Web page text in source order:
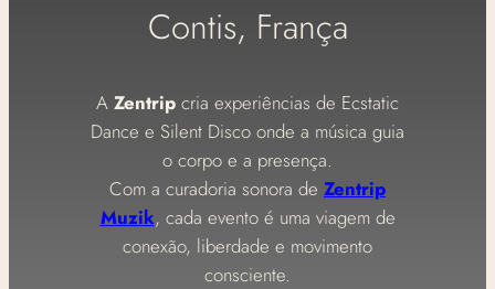
Contis, França
A Zentrip cria experiências de Ecstatic
Dance e Silent Disco onde a música guia
o corpo e a presença.
Com a curadoria sonora de Zentrip
Muzik, cada evento é uma viagem de
conexão, liberdade e movimento
consciente.